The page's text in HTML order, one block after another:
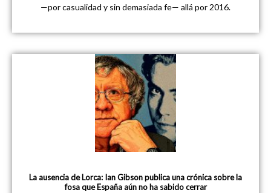
—por casualidad y sin demasiada fe— allá por 2016.
La ausencia de Lorca: Ian Gibson publica una crónica sobre la
fosa que España aún no ha sabido cerrar